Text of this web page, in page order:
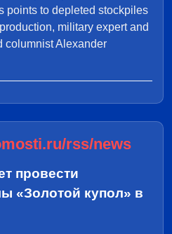
points to depleted stockpiles
military expert and
columnist Alexander
rss/news
провести
«Золотой купол» в